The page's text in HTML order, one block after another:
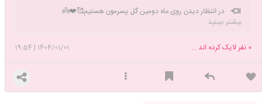
در انتظار دیدن روی ماه دومین گل پسرمون هستیم🥰❤️👼
بیشتر ببینید
1404/01/01
|
19:54 0 نفر لایک کرده اند ...